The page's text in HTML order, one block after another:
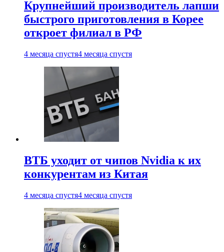
Крупнейший производитель лапши
быстрого приготовления в Корее
откроет филиал в РФ
4 месяца спустя4 месяца спустя
ВТБ уходит от чипов Nvidia к их
конкурентам из Китая
4 месяца спустя4 месяца спустя